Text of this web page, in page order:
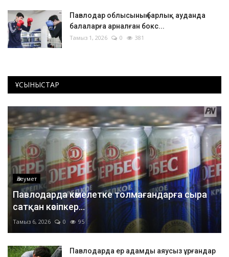
Павлодар облысының барлық ауданда
балаларға арналған бокс...
Тамыз 1, 2026 0 381
ҰСЫНЫСТАР
Әлеумет
Павлодарда кәмелетке толмағандарға сыра
сатқан кәсіпкер...
Тамыз 6, 2026 0 95
Павлодарда ер адамды аяусыз ұрғандар